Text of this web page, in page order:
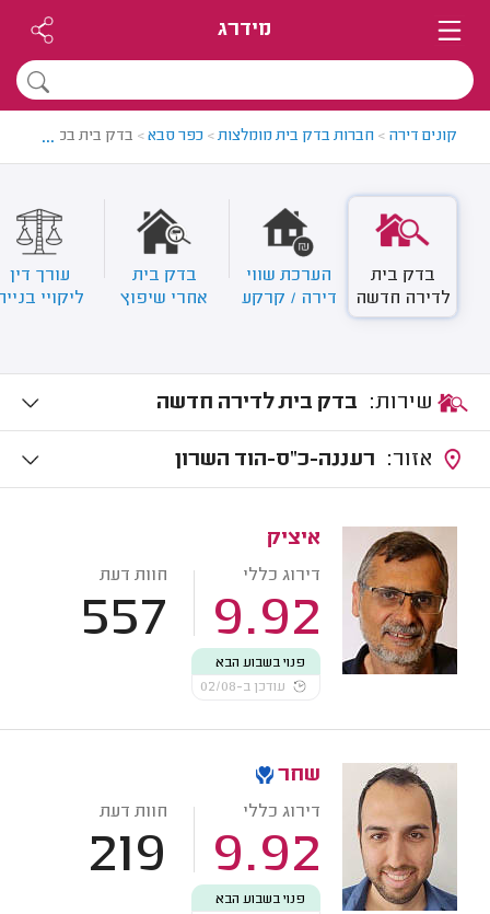
מידרג
קונים דירה > חברות בדק בית מומלצות> כפר סבא> בדק בית בכפר סבא
...
בדק בית
לדירה חדשה
הערכת שווי
דירה / קרקע
בדק בית
אחרי שיפוץ
עורך דין
ליקויי
בדק בית לדירה חדשה
רעננה-כ"ס-הוד השרון
איציק
דירוג כללי
9.92
חוות דעת
557
פנוי בשבוע הבא
עודכן ב-02/08
שחר
דירוג כללי
9.92
חוות דעת
219
פנוי בשבוע הבא